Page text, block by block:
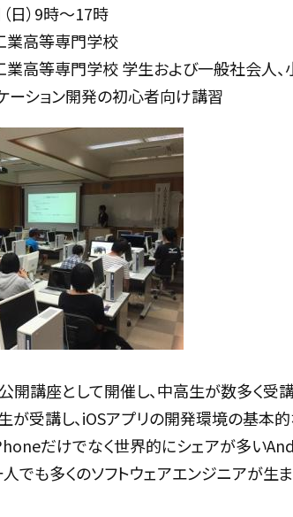
日）9時～17時
業高等専門学校
業高等専門学校 学生および一般社会人、
ーション開発の初心者向け講習
講座として開催し、中高生が数多く受講
受講し、iOSアプリの開発環境の基本
だけでなく世界的にシェアが多い
でも多くのソフトウェアエンジニアが生